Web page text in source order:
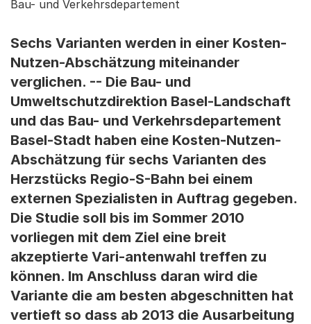
Bau- und Verkehrsdepartement
Sechs Varianten werden in einer Kosten-
Nutzen-Abschätzung miteinander
verglichen. -- Die Bau- und
Umweltschutzdirektion Basel-Landschaft
und das Bau- und Verkehrsdepartement
Basel-Stadt haben eine Kosten-Nutzen-
Abschätzung für sechs Varianten des
Herzstücks Regio-S-Bahn bei einem
externen Spezialisten in Auftrag gegeben.
Die Studie soll bis im Sommer 2010
vorliegen mit dem Ziel eine breit
akzeptierte Vari-antenwahl treffen zu
können. Im Anschluss daran wird die
Variante die am besten abgeschnitten hat
vertieft so dass ab 2013 die Ausarbeitung